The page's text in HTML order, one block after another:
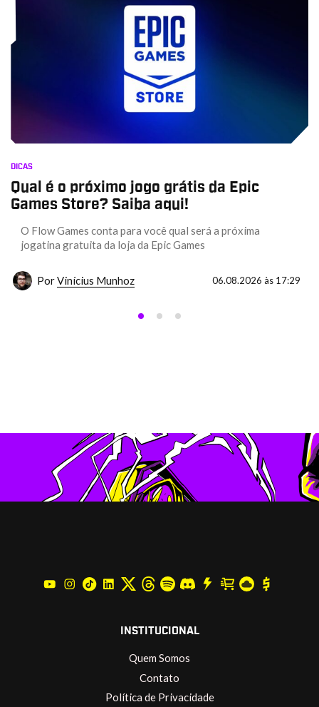
DICAS
Qual é o próximo jogo grátis da Epic
Games Store? Saiba aqui!
O Flow Games conta para você qual será a próxima
jogatina gratuita da loja da Epic Games
PorVinícius Munhoz 06.08.2026 às 17:29
INSTITUCIONAL
Quem Somos
Contato
Política de Privacidade